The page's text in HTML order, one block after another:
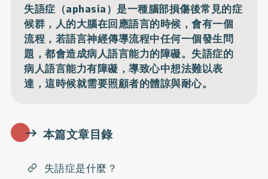
失語症（aphasia）是一種腦部損傷後常見的症
候群，人的大腦在回應語言的時候，會有一個
流程，若語言神經傳導流程中任何一個發生問
題，都會造成病人語言能力的障礙。失語症的
病人語言能力有障礙，導致心中想法難以表
達，這時候就需要照顧者的體諒與耐心。
本篇文章目錄
失語症是什麼？